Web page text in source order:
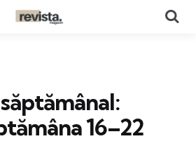
16–22